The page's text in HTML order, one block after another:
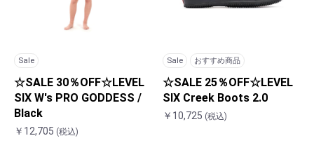
Sale
☆SALE 30％OFF☆LEVEL
SIX W's PRO GODDESS /
Black
￥12,705 (税込)
Sale おすすめ商品
☆SALE 25％OFF☆LEVEL
SIX Creek Boots 2.0
￥10,725 (税込)